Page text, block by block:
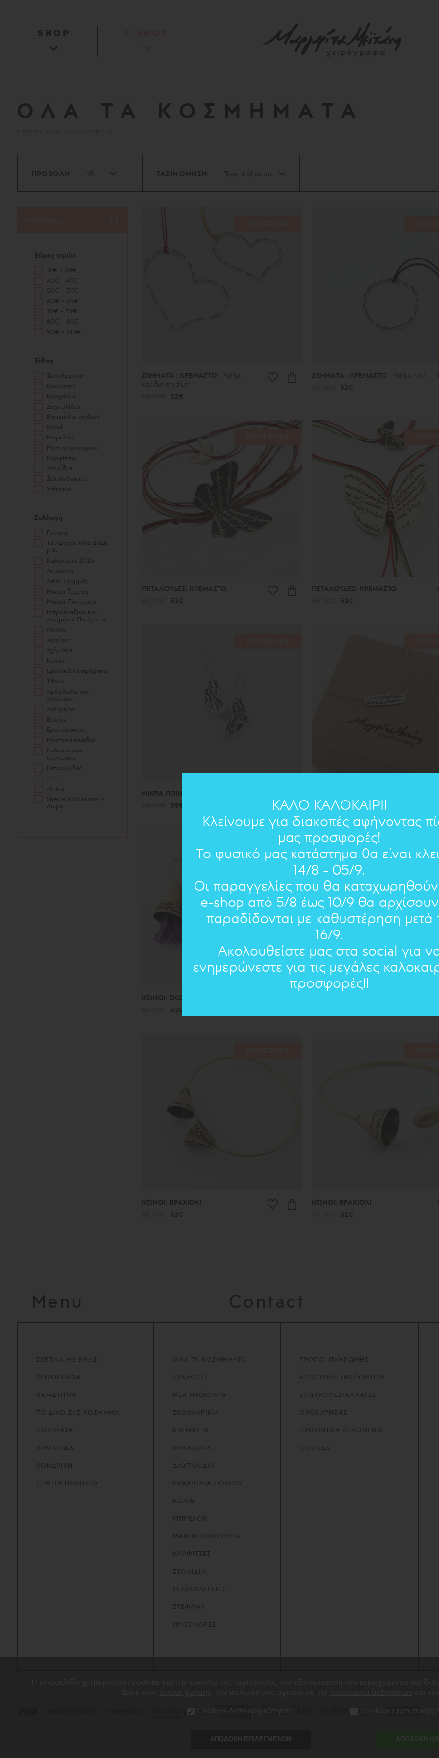
SHOP
ΟΛΑ ΤΑ ΚΟΣΜΗΜΑΤΑ
ΠΡΟΒΟΛΗ ΤΑΞΙΝΟΜΗΣΗ
Εύρος τιμών
16€ - 39€
40€ - 49€
50€ - 59€
60€ - 69€
70€ - 79€
80€ - 89€
90€ - 513€
Είδος
Σκουλαρίκια
Κρεμαστά
Βραχιόλια
Δαχτυλίδια
Βραχιόλια ποδιού
Κολιέ
Μπρελόκ
Μανικετόκουμπα
Καρφίτσες
Στολίδια
Σελιδοδείκτες
Στέφανα
Συλλογή
Γούρια
Τα Αρχαία Νέα 2026
μ.Χ.
Καλοκαίρι 2026
Αντιγόνη
Λιτές Γραμμές
Μικρά Τυχερά
Μικρά Ποιήματα
Μπρούντζινα και
Ασημένια Ποιήματα
Φύλλα
Σφαίρες
Σχήματα
Κώνοι
Ερωτικά Κοσμήματα
Έθνικ
Αμύγδαλα και
Χρώματα
Διάτρητα
Boules
Ερωτόκριτος
Μυστικά κλειδιά
Καλοκαιρινά
ευρήματα
Πεταλούδες
Africa
Special Occasions -
Δωρα
ΣΧΗΜΑΤΑ : ΚΡΕΜΑΣΤΟ
Ασήμι
Καρδιά medium
52€
ΣΧΗΜΑΤΑ : ΚΡΕΜΑΣΤΟ Ασήμι no3
52€
ΠΕΤΑΛΟΥΔΕΣ: ΚΡΕΜΑΣΤΟ
52€
ΠΕΤΑΛΟΥΔΕΣ: ΚΡΕΜΑΣΤΟ
52€
ΜΙΚΡΑ ΠΟΙΗΜΑΤΑ : ΣΚΟΥΛΑΡΙΚΙΑ
59€
65.00€ 59€
ΠΡΟΣΦΟΡΑ
ΚΏΝΟΙ: ΣΚΟΥΛΑΡΙΚΙΑ
52€
ΚΏΝΟΙ: ΒΡΑΧΙΟΛΙ
52€
ΚΏΝΟΙ: ΒΡΑΧΙΟΛΙ
52€
Menu Contact
ΣΧΕΤΙΚΑ ΜΕ ΕΜΑΣ
ΧΕΙΡΟΓΡΑΦΑ
ΚΑΤΑΣΤΗΜΑ
ΤΟ ΔΙΚΟ ΣΑΣ ΚΟΣΜΗΜΑ
ΠΟΙΗΜΑΤΑ
ΦΡΟΝΤΙΔΑ
ΧΟΝΔΡΙΚΗ
ΣΗΜΕΙΑ ΠΩΛΗΣΗΣ
ΟΛΑ ΤΑ ΚΟΣΜΗΜΑΤΑ
ΣΥΛΛΟΓΕΣ
ΝΕΑ ΠΡΟΪΟΝΤΑ
ΣΚΟΥΛΑΡΙΚΙΑ
ΚΡΕΜΑΣΤΑ
ΒΡΑΧΙΟΛΙΑ
ΔΑΧΤΥΛΙΔΙΑ
ΒΡΑΧΙΟΛΙΑ ΠΟΔΙΟΥ
ΚΟΛΙΕ
ΜΠΡΕΛΟΚ
ΜΑΝΙΚΕΤΟΚΟΥΜΠΑ
ΚΑΡΦΙΤΣΕΣ
ΣΤΟΛΙΔΙΑ
ΣΕΛΙΔΟΔΕΙΚΤΕΣ
ΣΤΕΦΑΝΑ
ΠΡΟΣΦΟΡΕΣ
ΤΡΟΠΟΙ ΠΛΗΡΩΜΗΣ
ΑΠΟΣΤΟΛΗ ΠΡΟΪΟΝΤΩΝ
ΕΠΙΣΤΡΟΦΕΣ/ΑΛΛΑΓΕΣ
ΟΡΟΙ ΧΡΗΣΗΣ
ΠΡΟΣΩΠΙΚΑ ΔΕΔΟΜΕΝΑ
COOKIES
Cookies Λειτουργικότητας
Cookies Στατιστικής
ΑΠΟΔΟΧΗ ΕΠΙΛΕΓΜΕΝΩΝ ΑΠΟΔΟΧΗ
ΚΑΛΟ ΚΑΛΟΚΑΙΡΙ!
Κλείνουμε για διακοπές αφήνοντας
μας προσφορές!
Το φυσικό μας κατάστημα θα είναι
14/8 - 05/9.
Οι παραγγελίες που θα
e-shop από 5/8 έως 10/9 θα
παραδίδονται με καθυστέρηση μετά
16/9.
Ακολουθείστε μας στα social για
ενημερώνεστε για τις μεγάλες
προσφορές!!